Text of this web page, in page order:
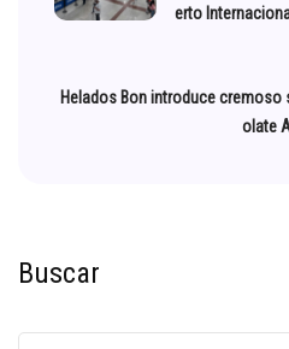
erto
Helados Bon introduce cremoso
olate
Buscar